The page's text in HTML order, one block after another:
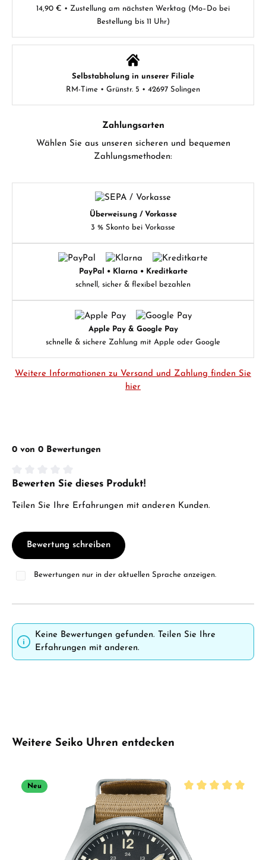
14,90 € • Zustellung am nächsten Werktag (Mo–Do bei
Bestellung bis 11 Uhr)
Selbstabholung in unserer Filiale
RM-Time • Grünstr. 5 • 42697 Solingen
Zahlungsarten
Wählen Sie aus unseren sicheren und bequemen
Zahlungsmethoden:
Überweisung / Vorkasse
3 % Skonto bei Vorkasse
PayPal • Klarna • Kreditkarte
schnell, sicher & flexibel bezahlen
Apple Pay & Google Pay
schnelle & sichere Zahlung mit Apple oder Google
Weitere Informationen zu Versand und Zahlung finden Sie
hier
0 von 0 Bewertungen
Durchschnittliche Bewertung von 0 von 5 Sternen
Bewerten Sie dieses Produkt!
Teilen Sie Ihre Erfahrungen mit anderen Kunden.
Bewertung schreiben
Bewertungen nur in der aktuellen Sprache anzeigen.
Keine Bewertungen gefunden. Teilen Sie Ihre
Erfahrungen mit anderen.
Produktgalerie überspringen
Weitere Seiko Uhren entdecken
Neu